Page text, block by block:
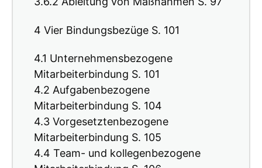
4 Vier Bindungsbezüge S. 101
4.1 Unternehmensbezogene
Mitarbeiterbindung S. 101
4.2 Aufgabenbezogene
Mitarbeiterbindung S. 104
4.3 Vorgesetztenbezogene
Mitarbeiterbindung S. 105
4.4 Team- und kollegenbezogene